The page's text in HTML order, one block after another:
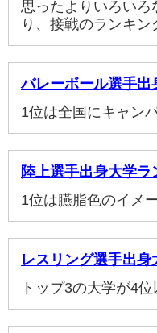
思ったよりいろいろ
り、接戦のランキン
バレーボール選手出
1位は全国にキャン
陸上選手出身大学ラ
1位は臙脂色のイメ
レスリング選手出
トップ3の大学が4